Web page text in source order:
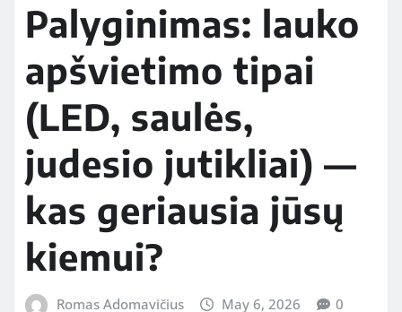
Palyginimas: lauko
apšvietimo tipai
(LED, saulės,
judesio jutikliai) —
kas geriausia jūsų
kiemui?
Romas Adomavičius May 6, 2026 0